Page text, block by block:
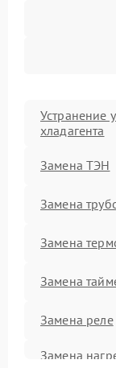
Устранение
хладагента
Замена ТЭН
Замена
Замена
Замена
Замена реле
Замена